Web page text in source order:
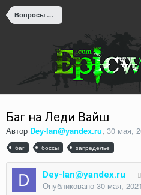
Вопросы к Администрации
Баг на Леди Вайш
Автор Dey-lan@yandex.ru, 30 мая,
баг боссы запределье
Dey-lan@yandex.ru
Опубликовано 30 мая, 2021